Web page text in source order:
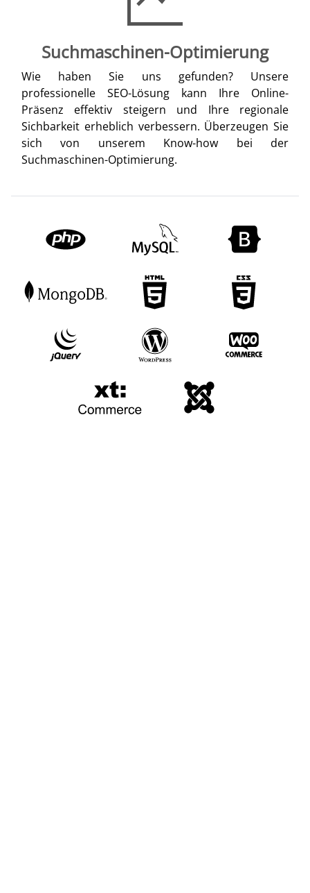
Suchmaschinen-Optimierung
Wie haben Sie uns gefunden? Unsere
professionelle SEO-Lösung kann Ihre Online-
Präsenz effektiv steigern und Ihre regionale
Sichbarkeit erheblich verbessern. Überzeugen Sie
sich von unserem Know-how bei der
Suchmaschinen-Optimierung.